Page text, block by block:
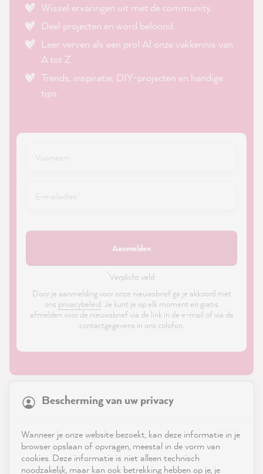
Wissel ervaringen uit met de community.
Deel projecten en word beloond.
Leer verven als een pro! Al onze vakkennis van
A tot Z.
Trends, inspiratie, DIY-projecten en handige
tips.
Aanmelden
Verplicht veld ·
Door je aanmelding voor onze nieuwsbrief ga je akkoord met
ons privacybeleid. Je kunt je op elk moment en gratis
afmelden voor de nieuwsbrief via de link in de e-mail of via de
contactgegevens in ons colofon.
Service
Bescherming van uw privacy
Wanneer je onze website bezoekt, kan deze informatie in je
browser opslaan of opvragen, meestal in de vorm van
cookies. Deze informatie is niet alleen technisch
noodzakelijk, maar kan ook betrekking hebben op je, je
21,886Reviews
reviews-io